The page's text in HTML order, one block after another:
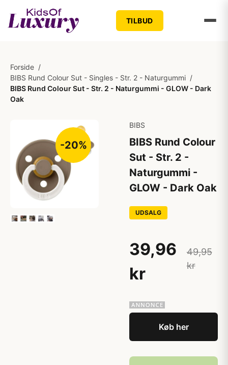
TILBUD
Forside /
BIBS Rund Colour Sut - Singles - Str. 2 - Naturgummi /
BIBS Rund Colour Sut - Str. 2 - Naturgummi - GLOW - Dark
Oak
-20%
BIBS
BIBS Rund Colour
Sut - Str. 2 -
Naturgummi -
GLOW - Dark Oak
UDSALG
39,96
kr
49,95
kr
Køb her